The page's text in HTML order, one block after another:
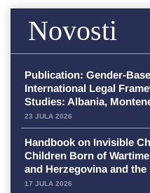
Novosti
Publication: Gender-
International Legal
Studies: Albania,
23 JULA 2026
Handbook on Invisible
Children Born of
and Herzegovina and
17 JULA 2026